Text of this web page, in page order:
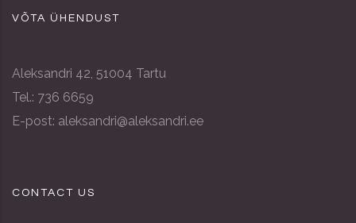
VÕTA ÜHENDUST
Aleksandri 42, 51004 Tartu
Tel.: 736 6659
E-post: aleksandri@aleksandri.ee
CONTACT US